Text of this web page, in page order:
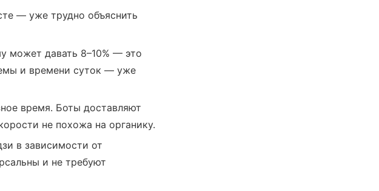
— уже трудно объяснить
может давать 8–10% — это
и времени суток — уже
время. Боты доставляют
не похожа на органику.
в зависимости от
и не требуют